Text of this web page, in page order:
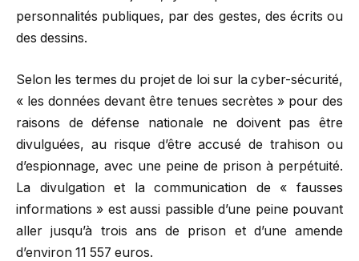
personnalités publiques, par des gestes, des écrits ou
des dessins.
Selon les termes du projet de loi sur la cyber-sécurité,
« les données devant être tenues secrètes » pour des
raisons de défense nationale ne doivent pas être
divulguées, au risque d’être accusé de trahison ou
d’espionnage, avec une peine de prison à perpétuité.
La divulgation et la communication de « fausses
informations » est aussi passible d’une peine pouvant
aller jusqu’à trois ans de prison et d’une amende
d’environ 11 557 euros.